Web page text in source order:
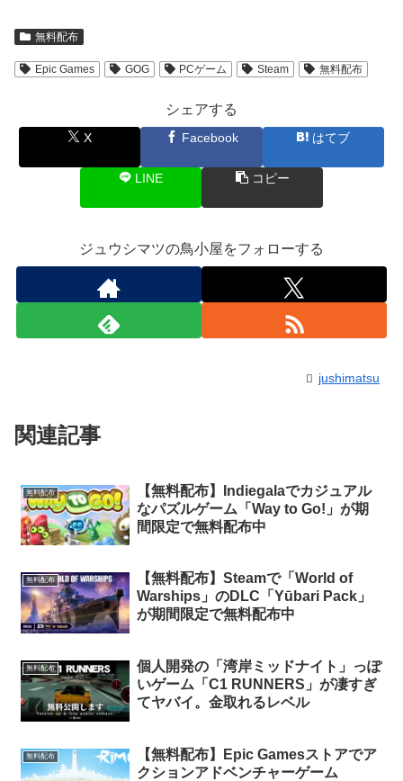
無料配布
Epic Games GOG PCゲーム Steam 無料配布
シェアする
X Facebook はてブ
LINE コピー
ジュウシマツの鳥小屋をフォローする
jushimatsu
関連記事
無料配布
【無料配布】Indiegalaでカジュアル
なパズルゲーム「Way to Go!」が期
間限定で無料配布中
無料配布
【無料配布】Steamで「World of
Warships」のDLC「Yūbari Pack」
が期間限定で無料配布中
無料配布
個人開発の「湾岸ミッドナイト」っぽ
いゲーム「C1 RUNNERS」が凄すぎ
てヤバイ。金取れるレベル
無料配布
【無料配布】Epic Gamesストアでア
クションアドベンチャーゲーム